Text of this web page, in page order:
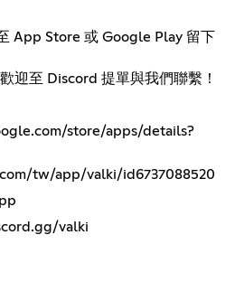
App Store 或 Google Play 留下
迎至 Discord 提單與我們聯繫！
store/apps/details?
tw/app/valki/id6737088520
valki